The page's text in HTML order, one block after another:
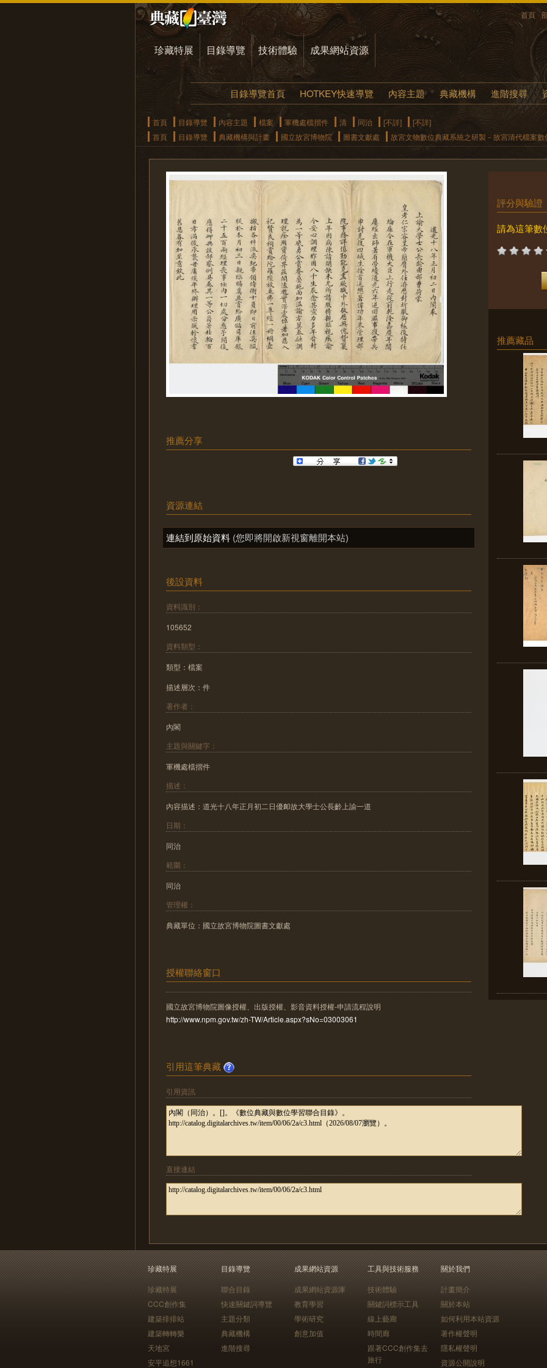
首頁
珍藏特展 目錄導覽 技術體驗 成果網站資源
目錄導覽首頁 HOTKEY快速導覽 內容主題 典藏機構 進階搜尋
首頁 目錄導覽 內容主題 檔案 軍機處檔摺件 清 同治 [不詳]
[不詳]
首頁
目錄導覽 典藏機構與計畫 國立故宮博物院 圖書文獻處 故宮文物數位典藏系統之研製－故宮清代檔案
推薦分享
資源連結
連結到原始資料 (您即將開啟新視窗離開本站)
後設資料
資料識別：
105652
資料類型：
類型：檔案
描述層次：件
著作者：
內閣
主題與關鍵字：
軍機處檔摺件
描述：
內容描述：道光十八年正月初二日優卹故大學士公長齡上諭一道
日期：
同治
範圍：
同治
管理權：
典藏單位：國立故宮博物院圖書文獻處
授權聯絡窗口
國立故宮博物院圖像授權、出版授權、影音資料授權-申請流程說明
http://www.npm.gov.tw/zh-TW/Article.aspx?sNo=03003061
引用這筆典藏
引用資訊
直接連結
評分與驗證
請為這筆數
推薦藏品
珍藏特展
珍藏特展
CCC創作集
建築排排站
建築轉轉樂
天地宮
安平追想1661
目錄導覽
聯合目錄
快速關鍵詞導覽
主題分類
典藏機構
進階搜尋
成果網站資源
成果網站資源庫
教育學習
學術研究
創意加值
工具與技術服務
技術體驗
關鍵詞標示工具
線上藝廊
時間廊
跟著CCC創作集去
旅行
關於我們
計畫簡介
關於本站
如何利用本站資源
著作權聲明
隱私權聲明
資源公開說明